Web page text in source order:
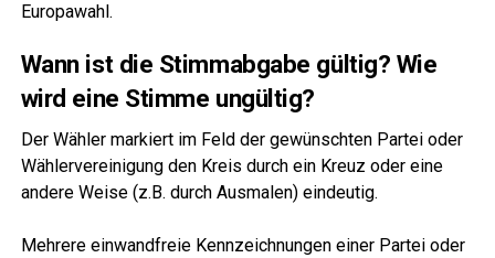
Europawahl.
Wann ist die Stimm­ab­ga­be gül­tig? Wie
wird eine Stim­me ungültig?
Der Wäh­ler mar­kiert im Feld der gewünsch­ten Par­tei oder
Wäh­ler­ver­ei­ni­gung den Kreis durch ein Kreuz oder eine
ande­re Wei­se (z.B. durch Aus­ma­len) eindeutig.
Meh­re­re ein­wand­freie Kenn­zeich­nun­gen einer Par­tei oder